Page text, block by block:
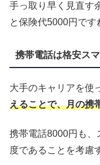
手っ取り早く見直す
と保険代5000円です
携帯電話は格安ス
大手のキャリアを使
えることで、月の携
携帯電話8000円も、
度であることを考慮